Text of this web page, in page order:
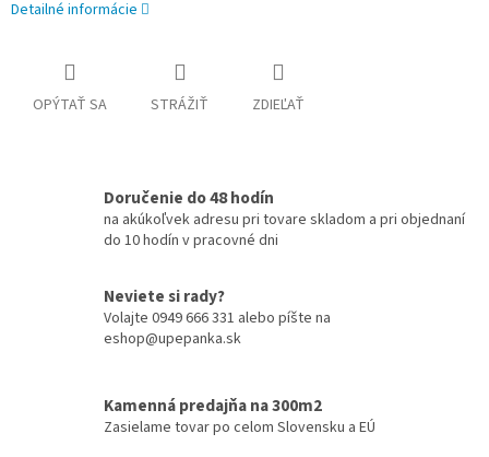
Detailné informácie
OPÝTAŤ SA STRÁŽIŤ ZDIEĽAŤ
Doručenie do 48 hodín
na akúkoľvek adresu pri tovare skladom a pri objednaní
do 10 hodín v pracovné dni
Neviete si rady?
Volajte 0949 666 331 alebo píšte na
eshop@upepanka.sk
Kamenná predajňa na 300m2
Zasielame tovar po celom Slovensku a EÚ